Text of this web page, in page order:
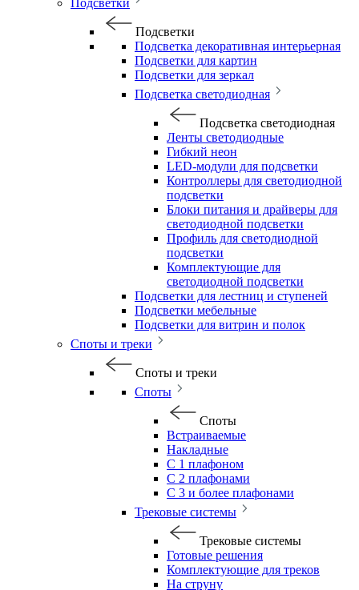
Подсветки
Подсветки
Подсветка декоративная интерьерная
Подсветки для картин
Подсветки для зеркал
Подсветка светодиодная
Подсветка светодиодная
Ленты светодиодные
Гибкий неон
LED-модули для подсветки
Контроллеры для светодиодной
подсветки
Блоки питания и драйверы для
светодиодной подсветки
Профиль для светодиодной
подсветки
Комплектующие для
светодиодной подсветки
Подсветки для лестниц и ступеней
Подсветки мебельные
Подсветки для витрин и полок
Споты и треки
Споты и треки
Споты
Споты
Встраиваемые
Накладные
С 1 плафоном
С 2 плафонами
С 3 и более плафонами
Трековые системы
Трековые системы
Готовые решения
Комплектующие для треков
На струну